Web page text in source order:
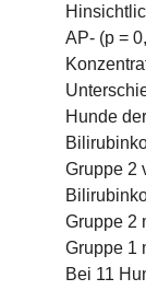
AP- (p =
Hunde
Gruppe 2
Gruppe 2
Gruppe 1
Bei 11